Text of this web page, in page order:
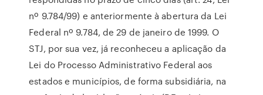
nº 9.784/99) e anteriormente à abertura da Lei
Federal nº 9.784, de 29 de janeiro de 1999. O
STJ, por sua vez, já reconheceu a aplicação da
Lei do Processo Administrativo Federal aos
estados e municípios, de forma subsidiária, na